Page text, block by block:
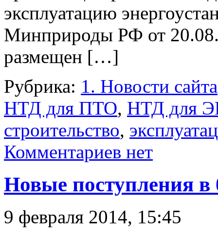
эксплуатацию
Минприроды РФ от
размещен […]
Рубрика: 1. Новости сайта
НТД для ПТО, НТД для
строительство,
Комментариев нет
Новые поступления в
9 февраля 2014, 15:45